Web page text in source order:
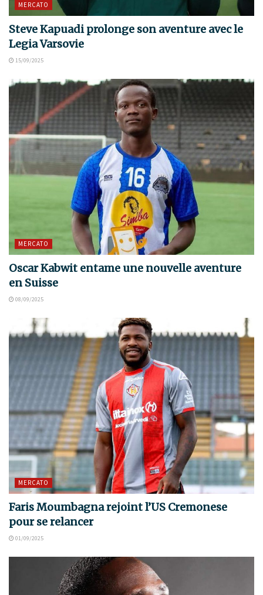
MERCATO
Steve Kapuadi prolonge son aventure avec le
Legia Varsovie
15/09/2025
MERCATO
Oscar Kabwit entame une nouvelle aventure
en Suisse
08/09/2025
MERCATO
Faris Moumbagna rejoint l’US Cremonese
pour se relancer
01/09/2025